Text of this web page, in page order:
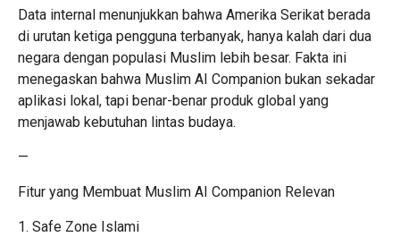
Data internal menunjukkan bahwa Amerika Serikat berada
di urutan ketiga pengguna terbanyak, hanya kalah dari dua
negara dengan populasi Muslim lebih besar. Fakta ini
menegaskan bahwa Muslim AI Companion bukan sekadar
aplikasi lokal, tapi benar-benar produk global yang
menjawab kebutuhan lintas budaya.
—
Fitur yang Membuat Muslim AI Companion Relevan
1. Safe Zone Islami